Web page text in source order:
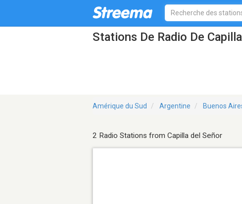
Stations De Radio De
Amérique du Sud Argentine Buenos
2 Radio Stations from Capilla del Señor